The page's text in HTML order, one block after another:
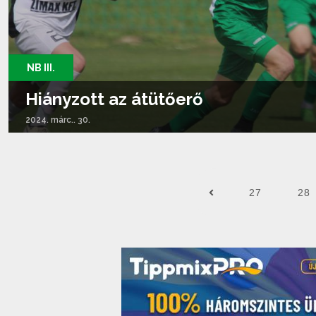
NB III.
Hiányzott az átütőerő
2024. márc.. 30.
27 28